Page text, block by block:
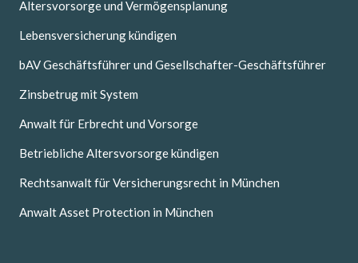
Altersvorsorge und Vermögensplanung
Lebensversicherung kündigen
bAV Geschäftsführer und Gesellschafter-Geschäftsführer
Zinsbetrug mit System
Anwalt für Erbrecht und Vorsorge
Betriebliche Altersvorsorge kündigen
Rechtsanwalt für Versicherungsrecht in München
Anwalt Asset Protection in München